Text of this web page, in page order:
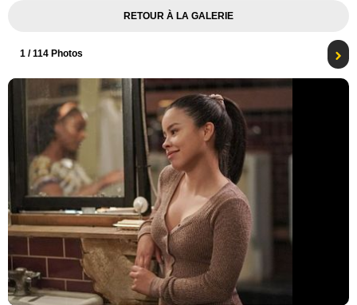
RETOUR À LA GALERIE
1 / 114 Photos